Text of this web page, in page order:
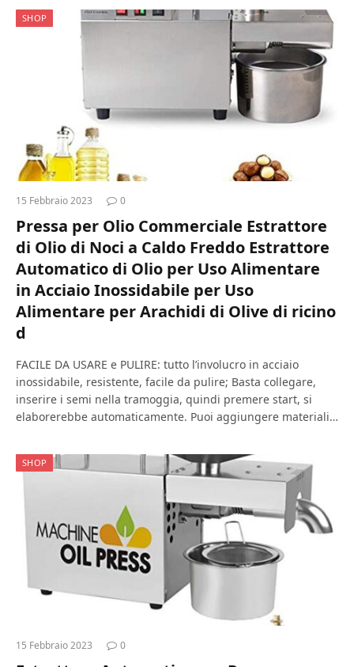
SHOP
15 Febbraio 2023 0
Pressa per Olio Commerciale Estrattore
di Olio di Noci a Caldo Freddo Estrattore
Automatico di Olio per Uso Alimentare
in Acciaio Inossidabile per Uso
Alimentare per Arachidi di Olive di ricino
d
FACILE DA USARE e PULIRE: tutto l’involucro in acciaio
inossidabile, resistente, facile da pulire; Basta collegare,
inserire i semi nella tramoggia, quindi premere start, si
elaborerebbe automaticamente. Puoi aggiungere materiali…
SHOP
15 Febbraio 2023 0